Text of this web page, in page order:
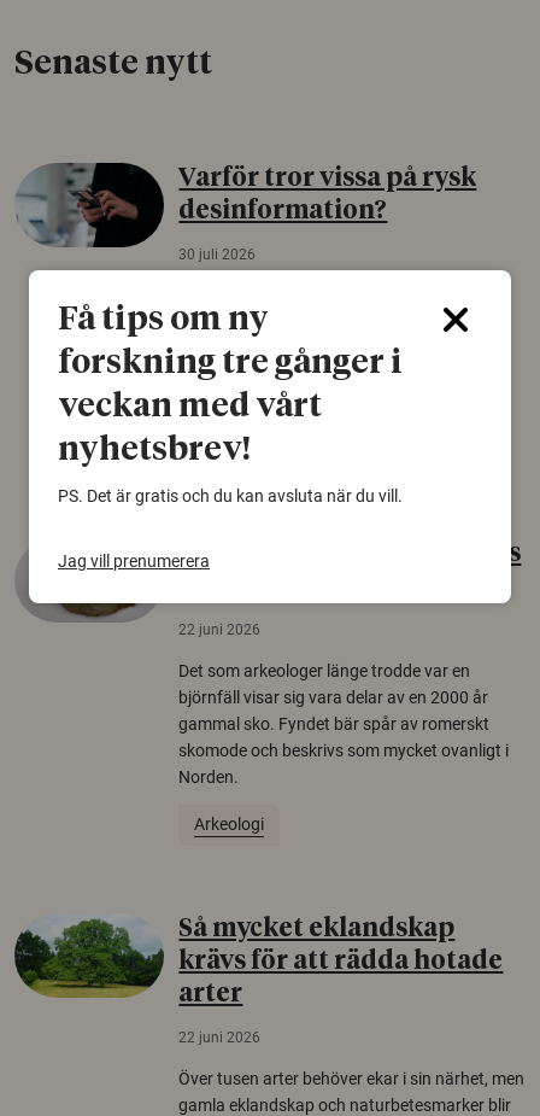
Senaste nytt
Varför tror vissa på rysk
desinformation?
30 juli 2026
konspirationsteorier är ofta mer mottagliga
för rysk desinformation. Det visar en studie
från Försvarshögskolan med deltagare i fyra
europeiska länder.
Säkerhetspolitik
Gammalt skinn var Sveriges
22 juni 2026
Det som arkeologer länge trodde var en
björnfäll visar sig vara delar av en 2000 år
gammal sko. Fyndet bär spår av romerskt
skomode och beskrivs som mycket ovanligt i
Norden.
Arkeologi
Så mycket eklandskap
krävs för att rädda hotade
arter
22 juni 2026
Över tusen arter behöver ekar i sin närhet, men
gamla eklandskap och naturbetesmarker blir
Få tips om ny
forskning tre gånger i
veckan med vårt
nyhetsbrev!
PS. Det är gratis och du kan avsluta när du vill.
Jag vill prenumerera